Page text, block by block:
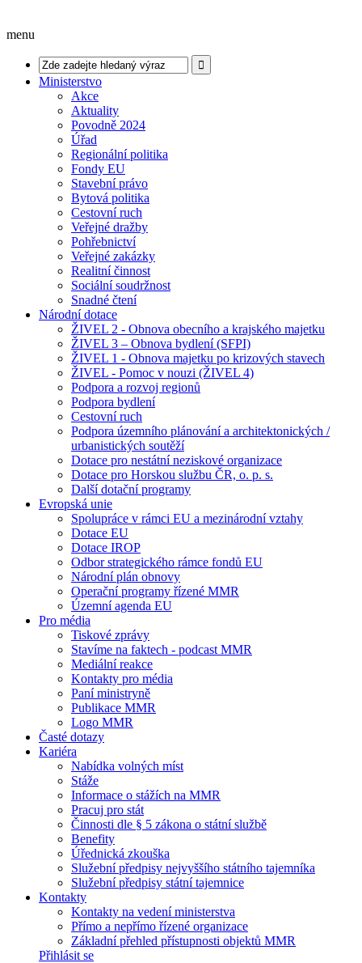
menu
Ministerstvo
Akce
Aktuality
Povodně 2024
Úřad
Regionální politika
Fondy EU
Stavební právo
Bytová politika
Cestovní ruch
Veřejné dražby
Pohřebnictví
Veřejné zakázky
Realitní činnost
Sociální soudržnost
Snadné čtení
Národní dotace
ŽIVEL 2 - Obnova obecního a krajského majetku
ŽIVEL 3 – Obnova bydlení (SFPI)
ŽIVEL 1 - Obnova majetku po krizových stavech
ŽIVEL - Pomoc v nouzi (ŽIVEL 4)
Podpora a rozvoj regionů
Podpora bydlení
Cestovní ruch
Podpora územního plánování a architektonických /
urbanistických soutěží
Dotace pro nestátní neziskové organizace
Dotace pro Horskou službu ČR, o. p. s.
Další dotační programy
Evropská unie
Spolupráce v rámci EU a mezinárodní vztahy
Dotace EU
Dotace IROP
Odbor strategického rámce fondů EU
Národní plán obnovy
Operační programy řízené MMR
Územní agenda EU
Pro média
Tiskové zprávy
Stavíme na faktech - podcast MMR
Mediální reakce
Kontakty pro média
Paní ministryně
Publikace MMR
Logo MMR
Časté dotazy
Kariéra
Nabídka volných míst
Stáže
Informace o stážích na MMR
Pracuj pro stát
Činnosti dle § 5 zákona o státní službě
Benefity
Úřednická zkouška
Služební předpisy nejvyššího státního tajemníka
Služební předpisy státní tajemnice
Kontakty
Kontakty na vedení ministerstva
Přímo a nepřímo řízené organizace
Základní přehled přístupnosti objektů MMR
Přihlásit se